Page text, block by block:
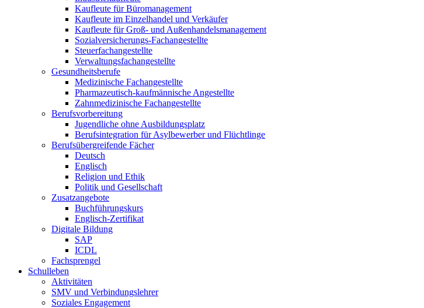
Kaufleute für Büromanagement
Kaufleute im Einzelhandel und Verkäufer
Kaufleute für Groß- und Außenhandelsmanagement
Sozialversicherungs-Fachangestellte
Steuerfachangestellte
Verwaltungsfachangestellte
Gesundheitsberufe
Medizinische Fachangestellte
Pharmazeutisch-kaufmännische Angestellte
Zahnmedizinische Fachangestellte
Berufsvorbereitung
Jugendliche ohne Ausbildungsplatz
Berufsintegration für Asylbewerber und Flüchtlinge
Berufsübergreifende Fächer
Deutsch
Englisch
Religion und Ethik
Politik und Gesellschaft
Zusatzangebote
Buchführungskurs
Englisch-Zertifikat
Digitale Bildung
SAP
ICDL
Fachsprengel
Schulleben
Aktivitäten
SMV und Verbindungslehrer
Soziales Engagement